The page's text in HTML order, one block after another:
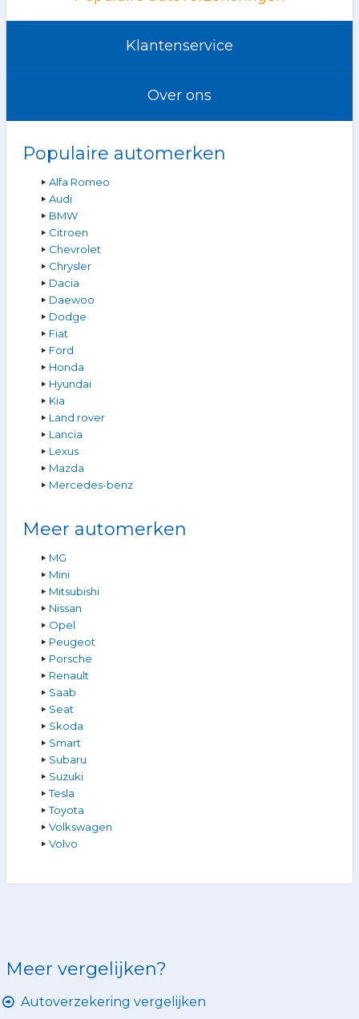
Klantenservice
Over ons
Populaire automerken
Alfa Romeo
Audi
BMW
Citroen
Chevrolet
Chrysler
Dacia
Daewoo
Dodge
Fiat
Ford
Honda
Hyundai
Kia
Land rover
Lancia
Lexus
Mazda
Mercedes-benz
Meer automerken
MG
Mini
Mitsubishi
Nissan
Opel
Peugeot
Porsche
Renault
Saab
Seat
Skoda
Smart
Subaru
Suzuki
Tesla
Toyota
Volkswagen
Volvo
Meer vergelijken?
Autoverzekering vergelijken